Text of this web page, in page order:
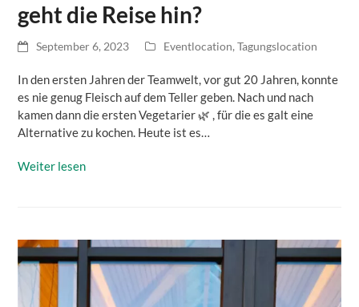
geht die Reise hin?
September 6, 2023 Eventlocation,Tagungslocation
In den ersten Jahren der Teamwelt, vor gut 20 Jahren, konnte
es nie genug Fleisch auf dem Teller geben. Nach und nach
kamen dann die ersten Vegetarier 🌿 , für die es galt eine
Alternative zu kochen. Heute ist es…
Weiter lesen